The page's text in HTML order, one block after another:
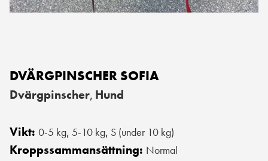
DVÄRGPINSCHER SOFIA
Dvärgpinscher, Hund
Vikt: 0-5 kg, 5-10 kg, S (under 10 kg)
Kroppssammansättning: Normal